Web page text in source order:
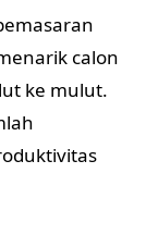
calon
ke mulut.